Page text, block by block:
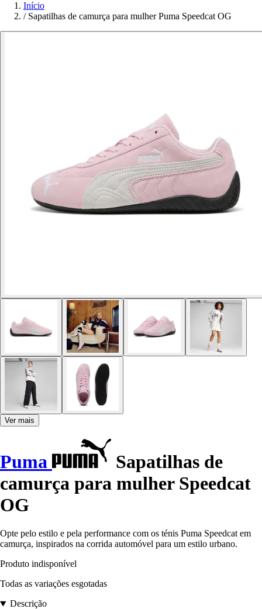
Início
/ Sapatilhas de camurça para mulher Puma Speedcat OG
Ver mais
Puma
Sapatilhas de
camurça para mulher Speedcat
OG
Opte pelo estilo e pela performance com os ténis Puma Speedcat em
camurça, inspirados na corrida automóvel para um estilo urbano.
Produto indisponível
Todas as variações esgotadas
Descrição